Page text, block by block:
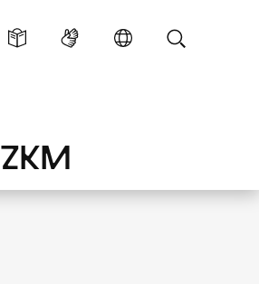
ZKM